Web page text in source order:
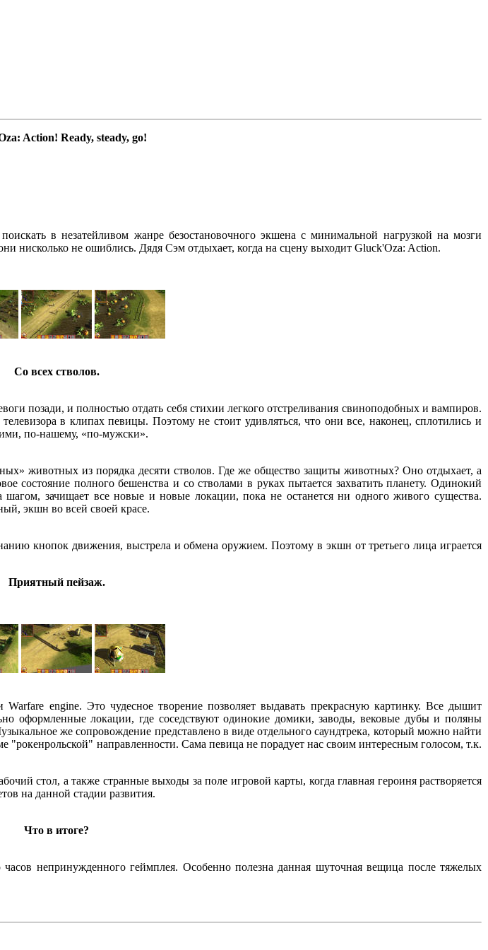
Action! Ready, steady, go!
в незатейливом жанре безостановочного экшена с минимальной нагрузкой на мозги
нисколько не ошиблись. Дядя Сэм отдыхает, когда на сцену выходит Gluck'Oza: Action.
Со всех стволов.
позади, и полностью отдать себя стихии легкого отстреливания свиноподобных и вампиров.
в клипах певицы. Поэтому не стоит удивляться, что они все, наконец, сплотились и
по-нашему, «по-мужски».
животных из порядка десяти стволов. Где же общество защиты животных? Оно отдыхает, а
состояние полного бешенства и со стволами в руках пытается захватить планету. Одинокий
зачищает все новые и новые локации, пока не останется ни одного живого существа.
экшн во всей своей красе.
кнопок движения, выстрела и обмена оружием. Поэтому в экшн от третьего лица играется
Приятный пейзаж.
engine. Это чудесное творение позволяет выдавать прекрасную картинку. Все дышит
оформленные локации, где соседствуют одинокие домики, заводы, вековые дубы и поляны
же сопровождение представлено в виде отдельного саундтрека, который можно найти
направленности. Сама певица не порадует нас своим интересным голосом, т.к.
стол, а также странные выходы за поле игровой карты, когда главная героиня растворяется
на данной стадии развития.
Что в итоге?
непринужденного геймплея. Особенно полезна данная шуточная вещица после тяжелых